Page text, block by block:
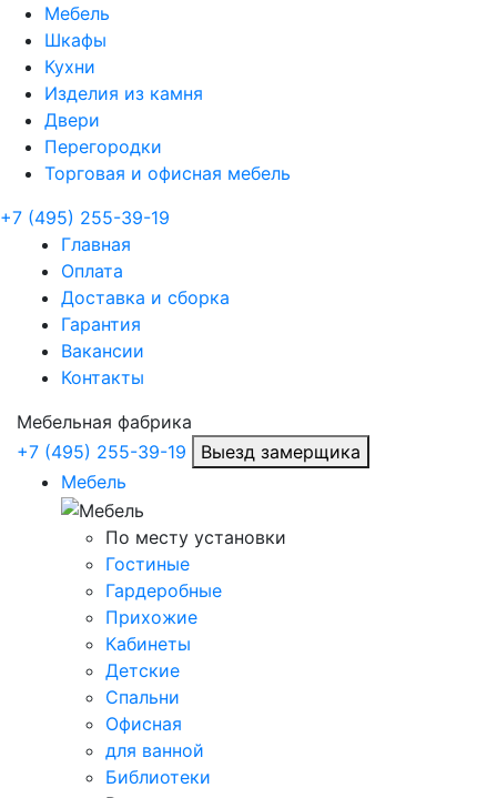
Мебель
Шкафы
Кухни
Изделия из камня
Двери
Перегородки
Торговая и офисная мебель
+7 (495) 255-39-19
Главная
Оплата
Доставка и сборка
Гарантия
Вакансии
Контакты
Мебельная фабрика
+7 (495) 255-39-19
Выезд замерщика
Мебель
По месту установки
Гостиные
Гардеробные
Прихожие
Кабинеты
Детские
Спальни
Офисная
для ванной
Библиотеки